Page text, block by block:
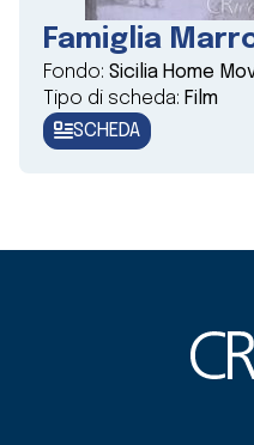
Famiglia
Fondo: Sicilia Home
Tipo di scheda: Film
SCHEDA